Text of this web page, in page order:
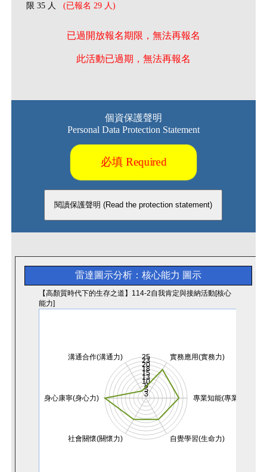
限 35 人 (已報名 29 人)
已過開放報名期限，無法再報名
此活動已過期，無法再報名
個資保護聲明
Personal Data Protection Statement
必填 Required
雷達圖示分析：核心能力 圖示